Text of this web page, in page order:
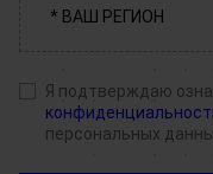
Я подтверждаю
персональных